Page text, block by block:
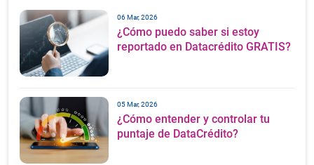
06 Mar, 2026
¿Cómo puedo saber si estoy
reportado en Datacrédito GRATIS?
05 Mar, 2026
¿Cómo entender y controlar tu
puntaje de DataCrédito?